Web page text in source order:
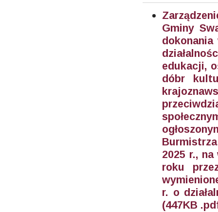
Gminy
edukacji,
dóbr
2025 r.,
roku
r. o
(447KB